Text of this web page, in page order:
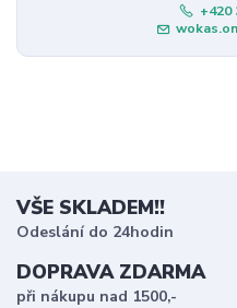
+420
VŠE SKLADEM!!
Odeslání do 24hodin
DOPRAVA ZDARMA
při nákupu nad 1500,-